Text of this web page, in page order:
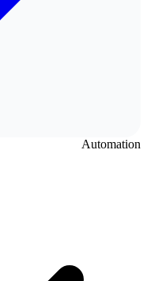
Automation